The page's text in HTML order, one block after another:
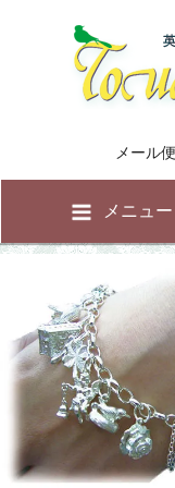
メール
メニュー